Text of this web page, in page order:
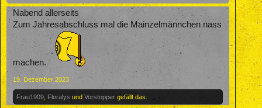
Nabend allerseits
Zum Jahresabschluss mal die Mainzelmännchen nass
machen.
19. Dezember 2023
Frau1909 Floralys und Vorstopper gefällt das.